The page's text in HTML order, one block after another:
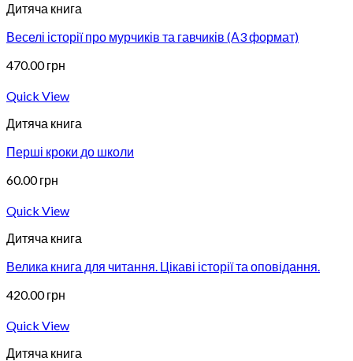
Дитяча книга
Веселі історії про мурчиків та гавчиків (А3 формат)
470.00грн
Quick View
Дитяча книга
Перші кроки до школи
60.00грн
Quick View
Дитяча книга
Велика книга для читання. Цікаві історії та оповідання.
420.00грн
Quick View
Дитяча книга